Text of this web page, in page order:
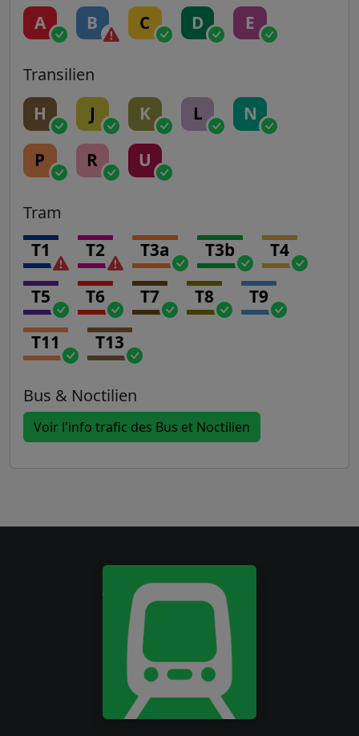
A B C D E
Transilien
H J K L N
P R U
Tram
T1 T2 T3a T3b T4
T5 T6 T7 T8 T9
T11 T13
Bus & Noctilien
Voir l'info trafic des Bus et Noctilien